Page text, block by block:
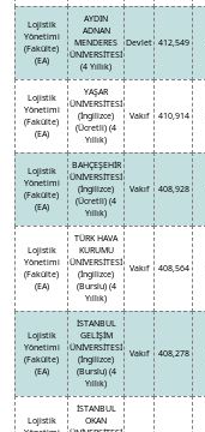
Lojistik
Yönetimi
(Fakülte)
(EA)
AYDIN
ADNAN
MENDERES
ÜNİVERSİTESİ
(4 Yıllık)
Devlet 412,549
Lojistik
Yönetimi
(Fakülte)
(EA)
YAŞAR
ÜNİVERSİTESİ
(İngilizce)
(Ücretli) (4
Yıllık)
Vakıf 410,914
Lojistik
Yönetimi
(Fakülte)
(EA)
BAHÇEŞEHİR
ÜNİVERSİTESİ
(İngilizce)
(Ücretli) (4
Yıllık)
Vakıf 408,928
Lojistik
Yönetimi
(Fakülte)
(EA)
TÜRK HAVA
KURUMU
ÜNİVERSİTESİ
(İngilizce)
(Burslu) (4
Yıllık)
Vakıf 408,564
Lojistik
Yönetimi
(Fakülte)
(EA)
İSTANBUL
GELİŞİM
ÜNİVERSİTESİ
(İngilizce)
(Burslu) (4
Yıllık)
Vakıf 408,278
Lojistik
İSTANBUL
OKAN